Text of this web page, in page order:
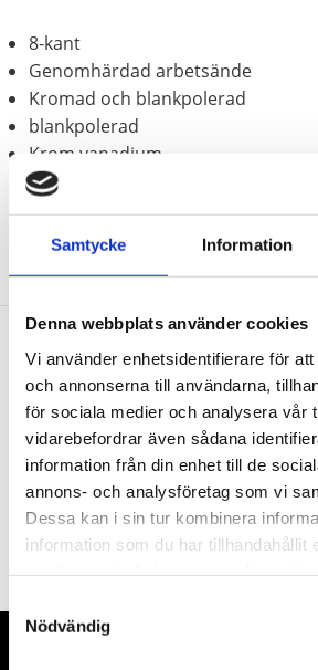
Samtycke Information
Denna webbplats använder cookies
Vi använder enhetsidentifierare för
och annonserna till användarna,
för sociala medier och analysera vår
vidarebefordrar även sådana
information från din enhet till de
annons- och analysföretag som vi
Dessa kan i sin tur kombinera
information som du har tillhandahållit
Nödvändig
8-kant
Genomhärdad arbetsände
Kromad och blankpolerad
blankpolerad
Krom vanadium
Nyhetsbrev
PRENUMERERA
Dina personuppgifter behandlas i enlighet